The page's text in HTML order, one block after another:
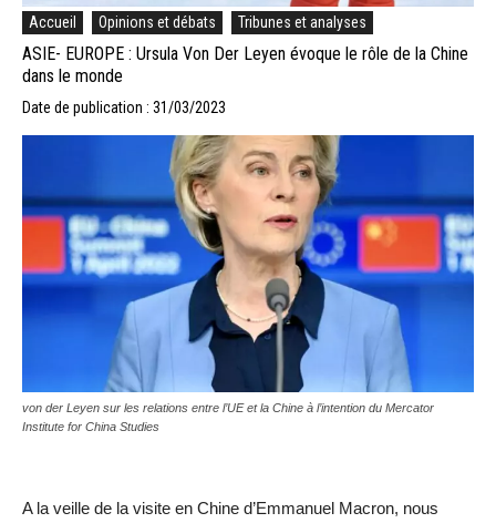
Accueil Opinions et débats Tribunes et analyses
ASIE- EUROPE : Ursula Von Der Leyen évoque le rôle de la Chine
dans le monde
Date de publication : 31/03/2023
von der Leyen sur les relations entre l’UE et la Chine à l’intention du Mercator
Institute for China Studies
A la veille de la visite en Chine d’Emmanuel Macron, nous